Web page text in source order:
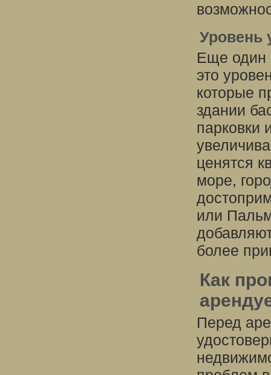
Уровень
Еще один
это
которые
здании
парковки
ценятся
море,
или
более
Как
Перед